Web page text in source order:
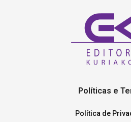
Políticas e
Política de